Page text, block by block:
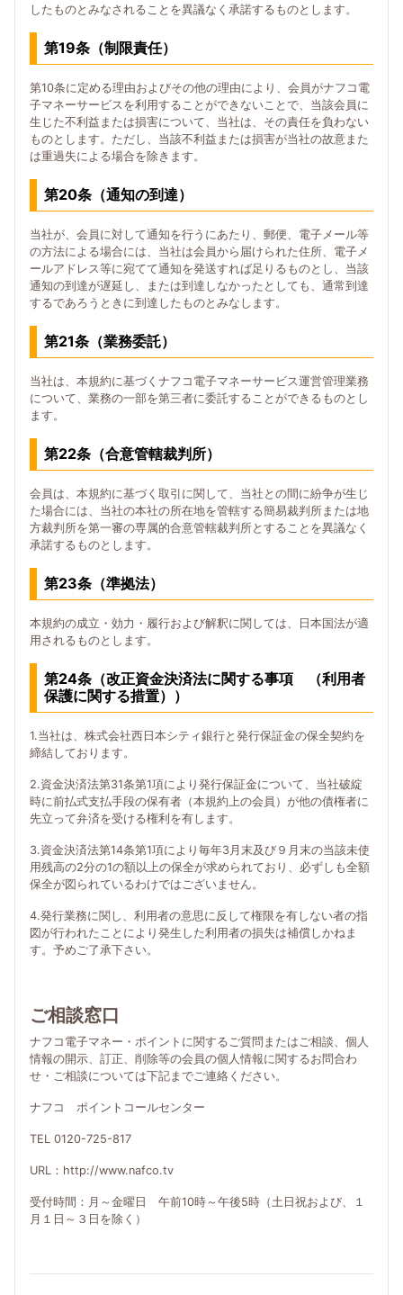
したものとみなされることを異議なく承諾するものとします。
第19条（制限責任）
第10条に定める理由およびその他の理由により、会員がナフコ電
子マネーサービスを利用することができないことで、当該会員に
生じた不利益または損害について、当社は、その責任を負わない
ものとします。ただし、当該不利益または損害が当社の故意また
は重過失による場合を除きます。
第20条（通知の到達）
当社が、会員に対して通知を行うにあたり、郵便、電子メール等
の方法による場合には、当社は会員から届けられた住所、電子メ
ールアドレス等に宛てて通知を発送すれば足りるものとし、当該
通知の到達が遅延し、または到達しなかったとしても、通常到達
するであろうときに到達したものとみなします。
第21条（業務委託）
当社は、本規約に基づくナフコ電子マネーサービス運営管理業務
について、業務の一部を第三者に委託することができるものとし
ます。
第22条（合意管轄裁判所）
会員は、本規約に基づく取引に関して、当社との間に紛争が生じ
た場合には、当社の本社の所在地を管轄する簡易裁判所または地
方裁判所を第一審の専属的合意管轄裁判所とすることを異議なく
承諾するものとします。
第23条（準拠法）
本規約の成立・効力・履行および解釈に関しては、日本国法が適
用されるものとします。
第24条（改正資金決済法に関する事項 （利用者
保護に関する措置））
1.当社は、株式会社西日本シティ銀行と発行保証金の保全契約を
締結しております。
2.資金決済法第31条第1項により発行保証金について、当社破綻
時に前払式支払手段の保有者（本規約上の会員）が他の債権者に
先立って弁済を受ける権利を有します。
3.資金決済法第14条第1項により毎年3月末及び９月末の当該未使
用残高の2分の1の額以上の保全が求められており、必ずしも全額
保全が図られているわけではございません。
4.発行業務に関し、利用者の意思に反して権限を有しない者の指
図が行われたことにより発生した利用者の損失は補償しかねま
す。予めご了承下さい。
ご相談窓口
ナフコ電子マネー・ポイントに関するご質問またはご相談、個人
情報の開示、訂正、削除等の会員の個人情報に関するお問合わ
せ・ご相談については下記までご連絡ください。
ナフコ ポイントコールセンター
TEL 0120-725-817
URL：http://www.nafco.tv
受付時間：月～金曜日 午前10時～午後5時（土日祝および、１
月１日～３日を除く）